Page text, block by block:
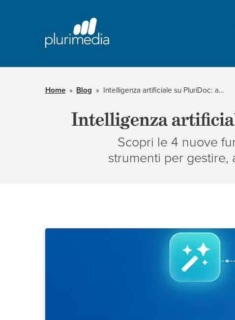
Home Blog Intelligenza artificiale su PluriDoc: arrivano 4 nuove funzionalità
Intelligenza
Scopri le 4 nuove
strumenti per gestire,